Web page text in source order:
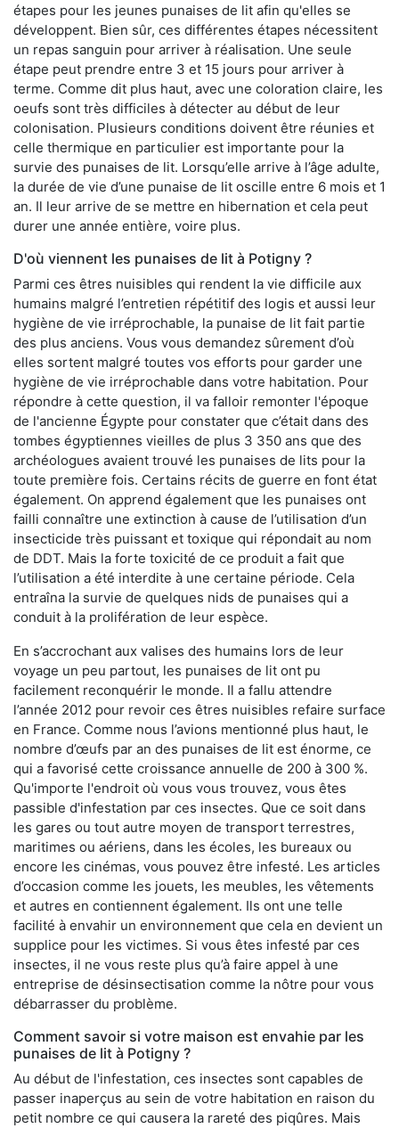
étapes pour les jeunes punaises de lit afin qu'elles se
développent. Bien sûr, ces différentes étapes nécessitent
un repas sanguin pour arriver à réalisation. Une seule
étape peut prendre entre 3 et 15 jours pour arriver à
terme. Comme dit plus haut, avec une coloration claire, les
oeufs sont très difficiles à détecter au début de leur
colonisation. Plusieurs conditions doivent être réunies et
celle thermique en particulier est importante pour la
survie des punaises de lit. Lorsqu’elle arrive à l’âge adulte,
la durée de vie d’une punaise de lit oscille entre 6 mois et 1
an. Il leur arrive de se mettre en hibernation et cela peut
durer une année entière, voire plus.
D'où viennent les punaises de lit à Potigny ?
Parmi ces êtres nuisibles qui rendent la vie difficile aux
humains malgré l’entretien répétitif des logis et aussi leur
hygiène de vie irréprochable, la punaise de lit fait partie
des plus anciens. Vous vous demandez sûrement d’où
elles sortent malgré toutes vos efforts pour garder une
hygiène de vie irréprochable dans votre habitation. Pour
répondre à cette question, il va falloir remonter l'époque
de l'ancienne Égypte pour constater que c’était dans des
tombes égyptiennes vieilles de plus 3 350 ans que des
archéologues avaient trouvé les punaises de lits pour la
toute première fois. Certains récits de guerre en font état
également. On apprend également que les punaises ont
failli connaître une extinction à cause de l’utilisation d’un
insecticide très puissant et toxique qui répondait au nom
de DDT. Mais la forte toxicité de ce produit a fait que
l’utilisation a été interdite à une certaine période. Cela
entraîna la survie de quelques nids de punaises qui a
conduit à la prolifération de leur espèce.
En s’accrochant aux valises des humains lors de leur
voyage un peu partout, les punaises de lit ont pu
facilement reconquérir le monde. Il a fallu attendre
l’année 2012 pour revoir ces êtres nuisibles refaire surface
en France. Comme nous l’avions mentionné plus haut, le
nombre d’œufs par an des punaises de lit est énorme, ce
qui a favorisé cette croissance annuelle de 200 à 300 %.
Qu'importe l'endroit où vous vous trouvez, vous êtes
passible d'infestation par ces insectes. Que ce soit dans
les gares ou tout autre moyen de transport terrestres,
maritimes ou aériens, dans les écoles, les bureaux ou
encore les cinémas, vous pouvez être infesté. Les articles
d’occasion comme les jouets, les meubles, les vêtements
et autres en contiennent également. Ils ont une telle
facilité à envahir un environnement que cela en devient un
supplice pour les victimes. Si vous êtes infesté par ces
insectes, il ne vous reste plus qu’à faire appel à une
entreprise de désinsectisation comme la nôtre pour vous
débarrasser du problème.
Comment savoir si votre maison est envahie par les
punaises de lit à Potigny ?
Au début de l'infestation, ces insectes sont capables de
passer inaperçus au sein de votre habitation en raison du
petit nombre ce qui causera la rareté des piqûres. Mais